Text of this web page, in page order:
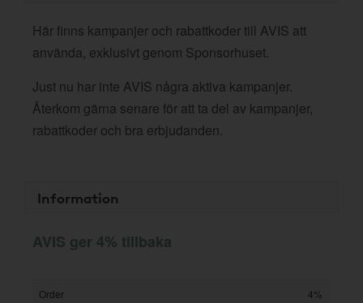
Här finns kampanjer och rabattkoder till AVIS att
använda, exklusivt genom Sponsorhuset.
Just nu har inte AVIS några aktiva kampanjer.
Återkom gärna senare för att ta del av kampanjer,
rabattkoder och bra erbjudanden.
Information
AVIS ger 4% tillbaka
Order 4%